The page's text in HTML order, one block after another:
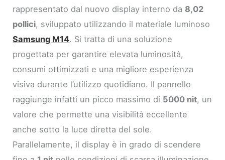
rappresentato dal nuovo display interno da 8,02
pollici, sviluppato utilizzando il materiale luminoso
Samsung M14. Si tratta di una soluzione
progettata per garantire elevata luminosità,
consumi ottimizzati e una migliore esperienza
visiva durante l’utilizzo quotidiano. Il pannello
raggiunge infatti un picco massimo di 5000 nit, un
valore che permette una visibilità eccellente
anche sotto la luce diretta del sole.
Parallelamente, il display è in grado di scendere